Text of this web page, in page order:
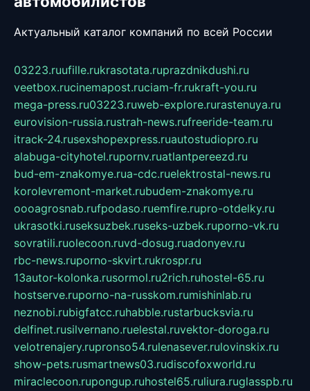
Актуальный каталог компаний по всей России
03223.ruufille.rukrasotata.ruprazdnikdushi.ru
veetbox.rucinemapost.ruciam-fr.rukraft-you.ru
mega-press.ru03223.ruweb-explore.rurastenuya.ru
eurovision-russia.rustrah-news.rufreeride-team.ru
itrack-24.rusexshopexpress.ruautostudiopro.ru
alabuga-cityhotel.rupornv.ruatlantpereezd.ru
bud-em-znakomye.rua-cdc.ruelektrostal-news.ru
korolevremont-market.rubudem-znakomye.ru
oooagrosnab.rufpodaso.ruemfire.rupro-otdelky.ru
ukrasotki.ruseksuzbek.ruseks-uzbek.ruporno-vk.ru
sovratili.ruolecoon.ruvd-dosug.ruadonyev.ru
rbc-news.ruporno-skvirt.rukrospr.ru
13autor-kolonka.rusormol.ru2rich.ruhostel-65.ru
hostserve.ruporno-na-russkom.rumishinlab.ru
neznobi.rubigfatcc.ruhabble.rustarbucksvia.ru
delfinet.rusilvernano.ruelestal.ruvektor-doroga.ru
velotrenajery.rupronso54.rulenasever.rulovinskix.ru
show-pets.rusmartnews03.rudiscofoxworld.ru
miraclecoon.rupongup.ruhostel65.ruliura.ruglasspb.ru